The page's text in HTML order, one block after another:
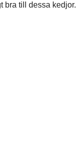
bra till dessa kedjor.